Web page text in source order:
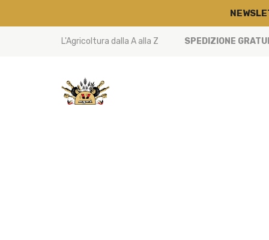
L'Agricoltura dalla A alla Z SPEDIZIONE